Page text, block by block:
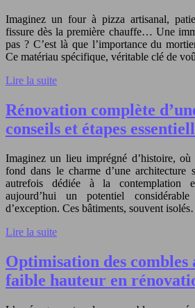
Imaginez un four à pizza artisanal,
fissure dès la première chauffe… Une
pas ? C’est là que l’importance du
Ce matériau spécifique, véritable clé de
Lire la suite
Rénovation complète
conseils et étapes
Imaginez un lieu imprégné d’histoire, où
fond dans le charme d’une architecture
autrefois dédiée à la contemplation
aujourd’hui un potentiel
d’exception. Ces bâtiments, souvent
Lire la suite
Optimisation des combles
faible hauteur en